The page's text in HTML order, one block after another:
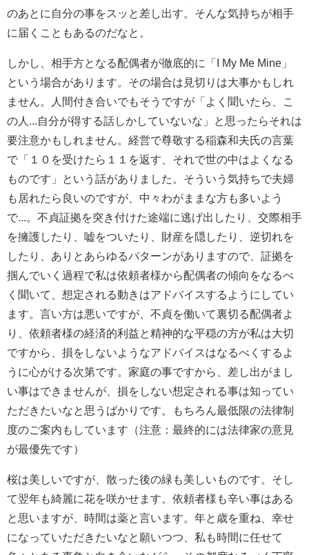
のあとに自分の事をスッと差し出す。そんな気持ちが相手
に届くこともあるのだなと。
しかし、相手方となる配偶者が徹底的に「I My Me Mine」
という場合があります。その場合は見切りは大事かもしれ
ません。人間付き合いでもそうですが「よく聞いたら、こ
の人...自分が得する話しかしていないな」と思ったらそれは
要注意かもしれません。経営で尊敬する稲森和夫氏の言葉
で「１０を受けたら１１を返す、それで世の中はよくなる
ものです」という話がありました。そういう気持ちで夫婦
も居れたら良いのですが、中々わがままな方も多いよう
で...。不貞証拠を突き付けた途端に逃げ出したり、交際相手
を擁護したり、嘘をついたり、財産を隠したり、逆切れを
したり、ありとあらゆるパターンがありますので、証拠を
掴んでいく過程で私は依頼者様から配偶者の傾向をなるべ
く聞いて、想定される動きはアドバイスするようにしてい
ます。言い方は悪いですが、不貞を働いて裏切る配偶者よ
り、依頼者様の経済的利益と精神的な平穏の方が私は大切
ですから、損をしないようなアドバイスはなるべくするよ
うに心がける次第です。家庭の事ですから、差し出がまし
い事はできませんが、損をしない想定される事は知ってい
ただきたいなと思うばかりです。もちろん最低限の法律制
度のご案内もしています（注意：最終的には法律家の意見
が最優先です）
桜は美しいですが、散った後の緑も美しいものです。そし
て翌年も綺麗に花を咲かせます。依頼者様も辛い事はある
と思いますが、時間は薬と言います。年と歳を重ね、幸せ
になっていただきたいなと願いつつ、私も時間に任せて